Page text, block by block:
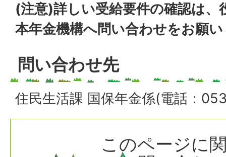
(注意)詳しい受給要件の確認は、
本年金機構へ問い合わせをお願
問い合わせ先
住民生活課 国保年金係(電話：
このページに